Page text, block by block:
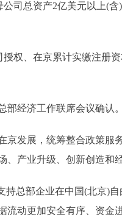
总资产2亿美元以上(含)
、在京累计实缴注册资
部经济工作联席会议确认。
京发展，统筹整合政策服
产业升级、创新创造和
持总部企业在中国(北京)
流动更加安全有序、资金